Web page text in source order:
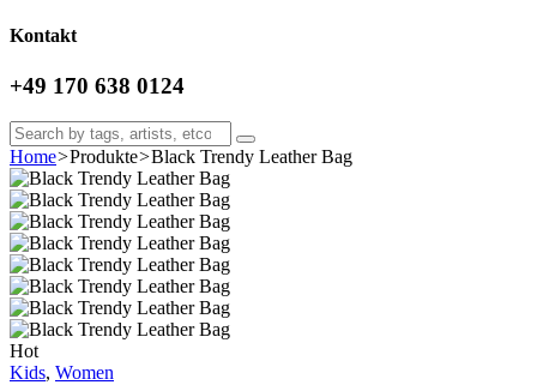
Kontakt
+49 170 638 0124
Home>Produkte>Black Trendy Leather Bag
Hot
Kids, Women